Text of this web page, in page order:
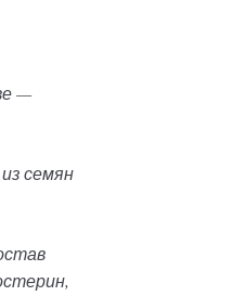
—
семян